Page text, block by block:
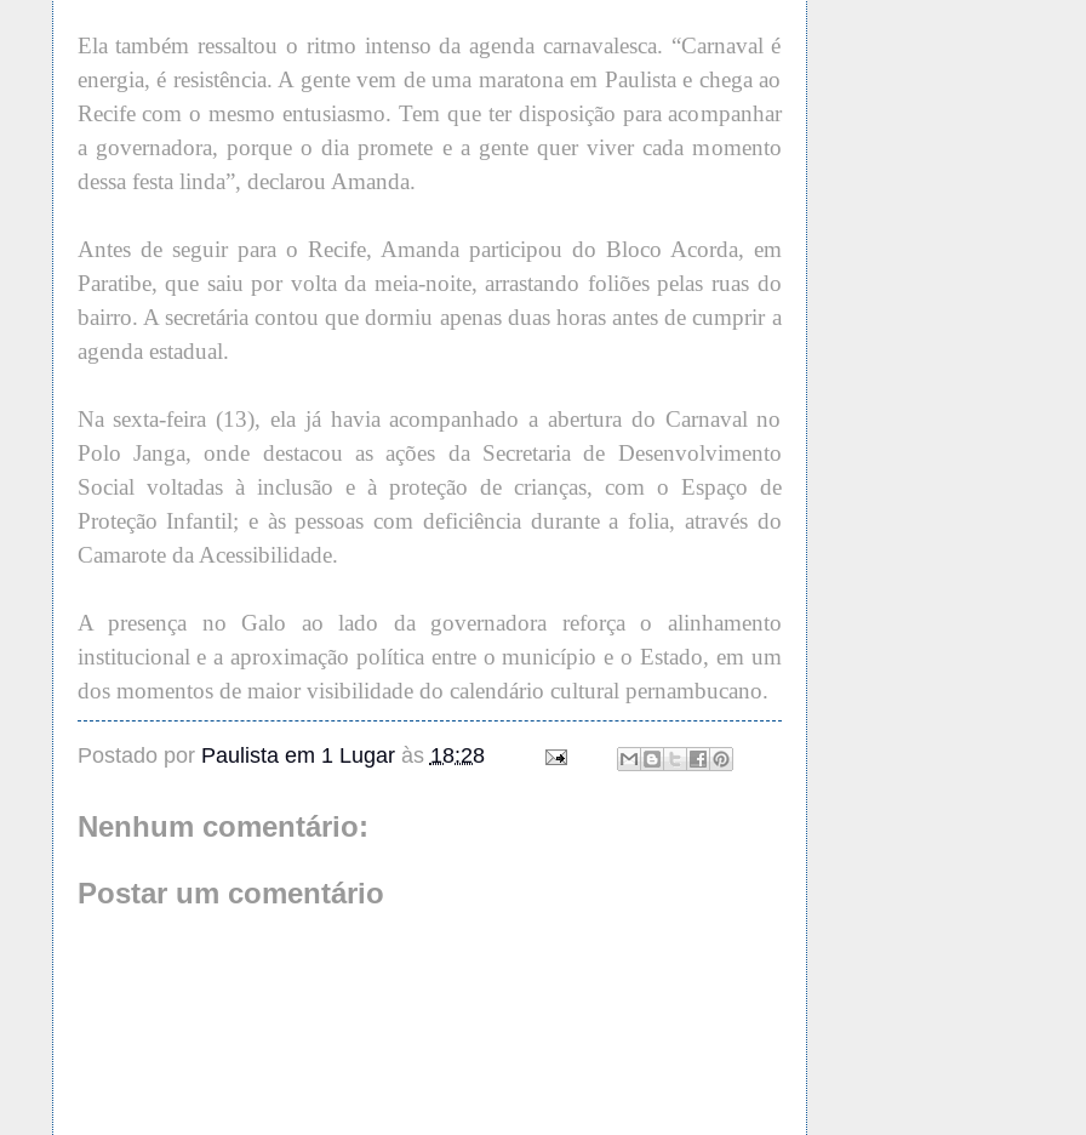
Ela também ressaltou o ritmo intenso da agenda carnavalesca. “Carnaval é
energia, é resistência. A gente vem de uma maratona em Paulista e chega ao
Recife com o mesmo entusiasmo. Tem que ter disposição para acompanhar
a governadora, porque o dia promete e a gente quer viver cada momento
dessa festa linda”, declarou Amanda.
Antes de seguir para o Recife, Amanda participou do Bloco Acorda, em
Paratibe, que saiu por volta da meia-noite, arrastando foliões pelas ruas do
bairro. A secretária contou que dormiu apenas duas horas antes de cumprir a
agenda estadual.
Na sexta-feira (13), ela já havia acompanhado a abertura do Carnaval no
Polo Janga, onde destacou as ações da Secretaria de Desenvolvimento
Social voltadas à inclusão e à proteção de crianças, com o Espaço de
Proteção Infantil; e às pessoas com deficiência durante a folia, através do
Camarote da Acessibilidade.
A presença no Galo ao lado da governadora reforça o alinhamento
institucional e a aproximação política entre o município e o Estado, em um
dos momentos de maior visibilidade do calendário cultural pernambucano.
Postado por Paulista em 1 Lugar às 18:28
Nenhum comentário:
Postar um comentário